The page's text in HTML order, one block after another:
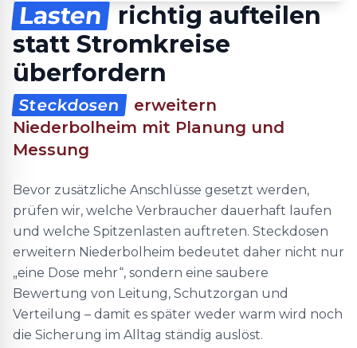
Lasten
richtig aufteilen
statt Stromkreise
überfordern
Steckdosen
erweitern
Niederbolheim mit Planung und
Messung
Bevor zusätzliche Anschlüsse gesetzt werden,
prüfen wir, welche Verbraucher dauerhaft laufen
und welche Spitzenlasten auftreten. Steckdosen
erweitern Niederbolheim bedeutet daher nicht nur
„eine Dose mehr“, sondern eine saubere
Bewertung von Leitung, Schutzorgan und
Verteilung – damit es später weder warm wird noch
die Sicherung im Alltag ständig auslöst.